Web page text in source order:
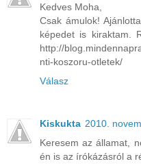
Kedves Moha,
Csak ámulok!
képedet is kiraktam.
http://
nti-koszoru-otletek/
Válasz
Kiskukta 2010.
Keresem az államat,
én is az írókázásról a